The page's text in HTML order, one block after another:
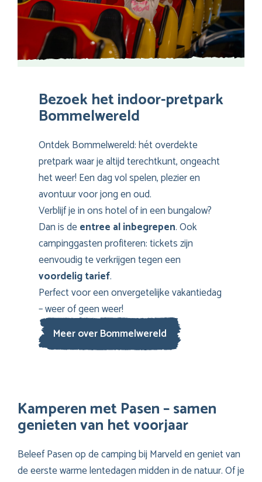
Bezoek het indoor-pretpark
Bommelwereld
Ontdek Bommelwereld: hét overdekte
pretpark waar je altijd terechtkunt, ongeacht
het weer! Een dag vol spelen, plezier en
avontuur voor jong en oud.
Verblijf je in ons hotel of in een bungalow?
Dan is deentree al inbegrepen. Ook
campinggasten profiteren: tickets zijn
eenvoudig te verkrijgen tegen een
voordelig tarief.
Perfect voor een onvergetelijke vakantiedag
– weer of geen weer!
Meer over Bommelwereld
Kamperen met Pasen – samen
genieten van het voorjaar
Beleef Pasen op de camping bij Marveld en geniet van
de eerste warme lentedagen midden in de natuur. Of je